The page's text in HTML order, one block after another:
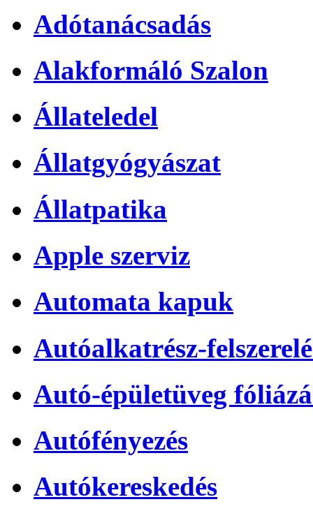
Adótanácsadás
Alakformáló Szalon
Állateledel
Állatgyógyászat
Állatpatika
Apple szerviz
Automata kapuk
Autóalkatrész-
Autó-épületüveg
Autófényezés
Autókereskedés